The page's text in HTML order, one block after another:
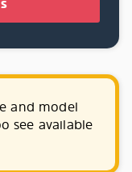
and model
see available